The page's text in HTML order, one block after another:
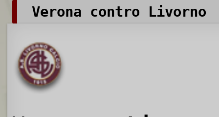
Verona contro Livorno